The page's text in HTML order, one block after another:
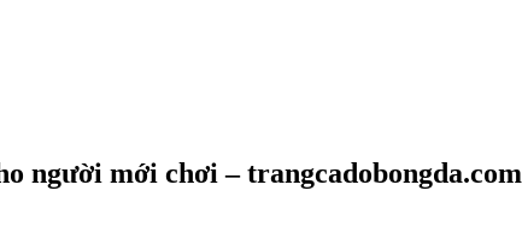
người mới chơi – trangcadobongda.com